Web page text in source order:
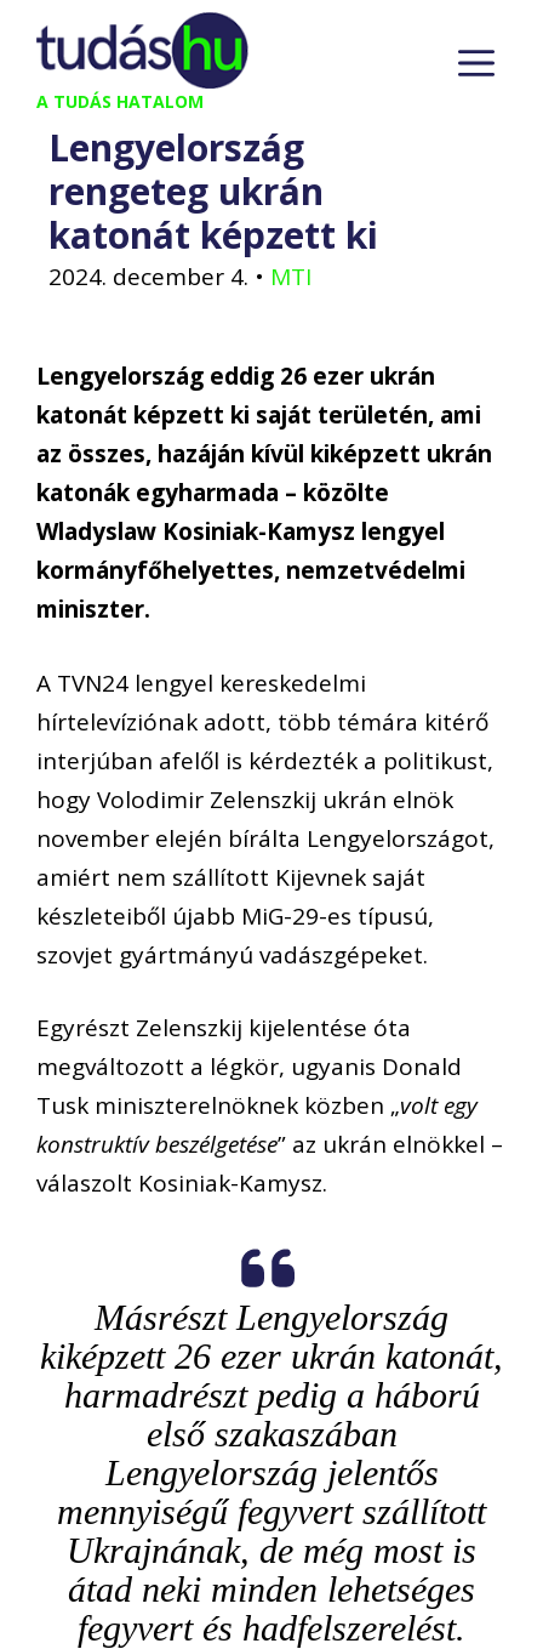
Kilépés
tartalomba
A TUDÁS HATALOM
Lengyelország
rengeteg ukrán
katonát képzett ki
2024. december 4. • MTI
Lengyelország eddig 26 ezer ukrán
katonát képzett ki saját területén, ami
az összes, hazáján kívül kiképzett ukrán
katonák egyharmada – közölte
Wladyslaw Kosiniak-Kamysz lengyel
kormányfőhelyettes, nemzetvédelmi
miniszter.
A TVN24 lengyel kereskedelmi
hírtelevíziónak adott, több témára kitérő
interjúban afelől is kérdezték a politikust,
hogy Volodimir Zelenszkij ukrán elnök
november elején bírálta Lengyelországot,
amiért nem szállított Kijevnek saját
készleteiből újabb MiG-29-es típusú,
szovjet gyártmányú vadászgépeket.
Egyrészt Zelenszkij kijelentése óta
megváltozott a légkör, ugyanis Donald
Tusk miniszterelnöknek közben „volt egy
konstruktív beszélgetése” az ukrán elnökkel –
válaszolt Kosiniak-Kamysz.
Másrészt Lengyelország
kiképzett 26 ezer ukrán katonát,
harmadrészt pedig a háború
első szakaszában
Lengyelország jelentős
mennyiségű fegyvert szállított
Ukrajnának, de még most is
átad neki minden lehetséges
fegyvert és hadfelszerelést.